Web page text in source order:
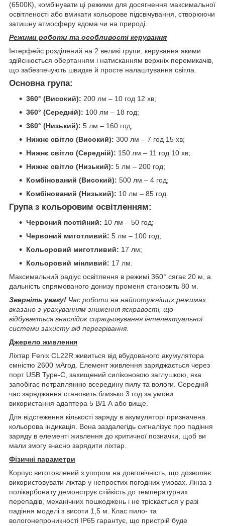
(6500К), комбінувати ці режими для досягнення максимальної
освітленості або вмикати кольорове підсвічування, створюючи
затишну атмосферу вдома чи на природі.
Режими роботи та особливості керування
Інтерфейс розділений на 2 великі групи, керування якими
здійснюється обертанням і натисканням верхніх перемикачів,
що забезпечують швидке й просте налаштування світла.
Основна група:
360° (Високий): 200 лм – 10 год 12 хв;
360° (Середній): 100 лм – 18 год;
360° (Низький): 5 лм – 160 год;
Нижнє світло (Високий): 300 лм – 7 год 15 хв;
Нижнє світло (Середній): 150 лм – 11 год 10 хв;
Нижнє світло (Низький): 5 лм – 200 год;
Комбінований (Високий): 500 лм – 4 год;
Комбінований (Низький): 10 лм – 85 год.
Група з кольоровим освітленням:
Червоний постійний: 10 лм – 50 год;
Червоний миготливий: 5 лм – 100 год;
Кольоровий миготливий: 17 лм;
Кольоровий мінливий: 17 лм.
Максимальний радіус освітлення в режимі 360° сягає 20 м, а
дальність спрямованого донизу променя становить 80 м.
Зверніть увагу! Час роботи на найпотужніших режимах
вказано з урахуванням зниження яскравості, що
відбувається внаслідок спрацьовування інтелектуальної
системи захисту від перегрівання.
Джерело живлення
Ліхтар Fenix CL22R живиться від вбудованого акумулятора
ємністю 2600 мАгод. Елемент живлення заряджається через
порт USB Type-C, захищений силіконовою заглушкою, яка
запобігає потраплянню всередину пилу та вологи. Середній
час заряджання становить близько 3 год за умови
використання адаптера 5 В/1 А або вище.
Для відстеження кількості заряду в акумуляторі призначена
кольорова індикація. Вона заздалегідь сигналізує про падіння
заряду в елементі живлення до критичної позначки, щоб ви
мали змогу вчасно зарядити ліхтар.
Фізичні параметри
Корпус виготовлений з упором на довговічність, що дозволяє
використовувати ліхтар у непростих погодних умовах. Лінза з
полікарбонату демонструє стійкість до температурних
перепадів, механічних пошкоджень і не тріскається у разі
падіння моделі з висоти 1,5 м. Клас пило- та
вологонепроникності IP65 гарантує, що пристрій буде